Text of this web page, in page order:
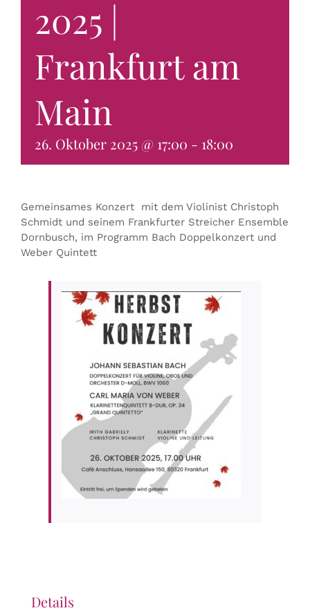
KONTAKT & BUCHEN
2025 |
Frankfurt am
Main
26. Oktober 2025 @ 17:00 - 18:00
Gemeinsames Konzert mit dem Violinist Christoph
Schmidt und seinem Frankfurter Streicher Ensemble
Dornbusch, im Programm Bach Doppelkonzert und
Weber Quintett
Details